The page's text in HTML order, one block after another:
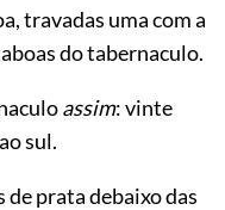
travadas uma com a
do tabernaculo.
assim: vinte
sul.
de prata debaixo das